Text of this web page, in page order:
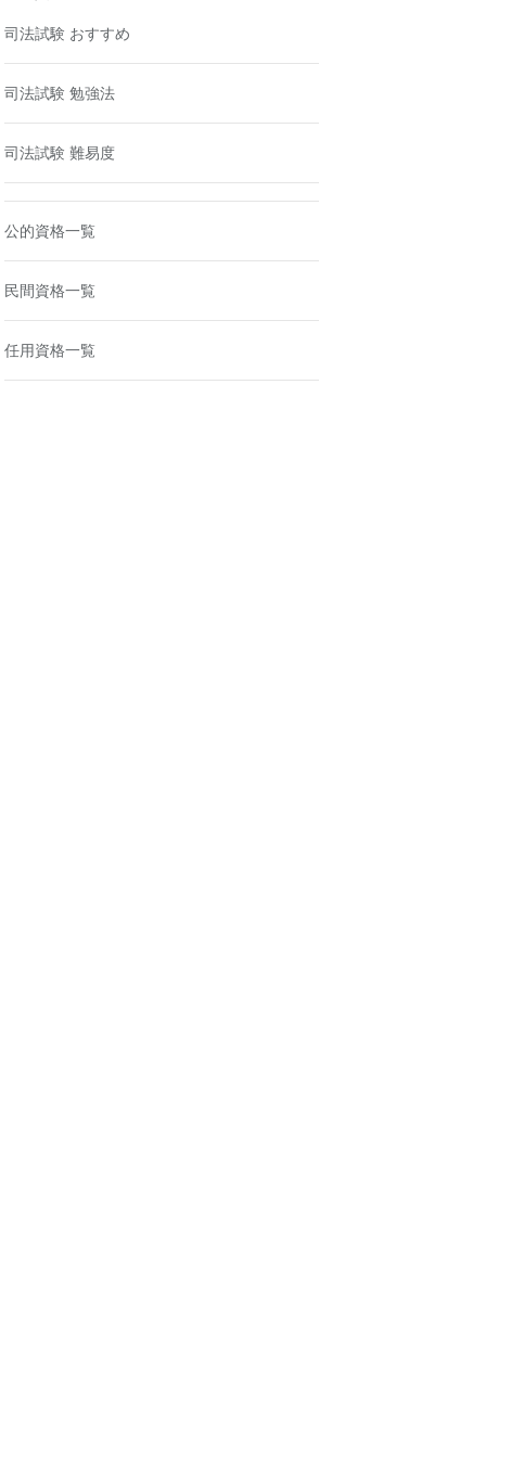
司法試験 おすすめ
司法試験 勉強法
司法試験 難易度
公的資格一覧
民間資格一覧
任用資格一覧